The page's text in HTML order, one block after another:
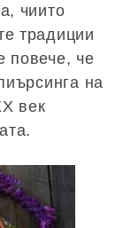
чиито
традиции
повече, че
на
век